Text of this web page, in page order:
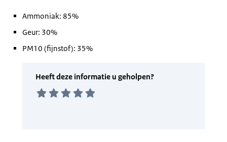
Ammoniak: 85%
Geur: 30%
PM10 (fijnstof): 35%